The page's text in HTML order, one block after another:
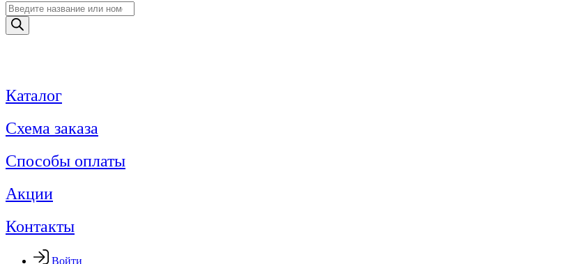
Поиск
товаров
Каталог
Схема заказа
Способы оплаты
Акции
Контакты
Войти